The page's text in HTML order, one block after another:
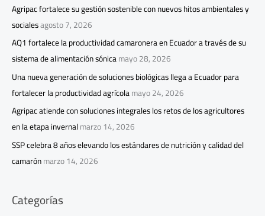
Agripac fortalece su gestión sostenible con nuevos hitos ambientales y
socialesagosto 7, 2026
AQ1 fortalece la productividad camaronera en Ecuador a través de su
sistema de alimentación sónicamayo 28, 2026
Una nueva generación de soluciones biológicas llega a Ecuador para
fortalecer la productividad agrícolamayo 24, 2026
Agripac atiende con soluciones integrales los retos de los agricultores
en la etapa invernalmarzo 14, 2026
SSP celebra 8 años elevando los estándares de nutrición y calidad del
camarónmarzo 14, 2026
Categorías